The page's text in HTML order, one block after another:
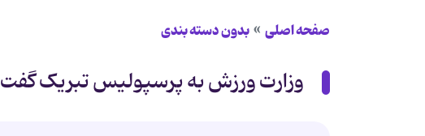
صفحه اصلی بدون دسته بندی
وزارت ورزش به پرسپولیس تبریک گفت